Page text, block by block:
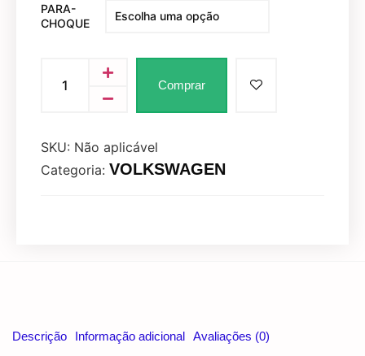
PARA-
CHOQUE
Comprar
SKU: Não aplicável
Categoria: VOLKSWAGEN
Descrição Informação adicional Avaliações (0)